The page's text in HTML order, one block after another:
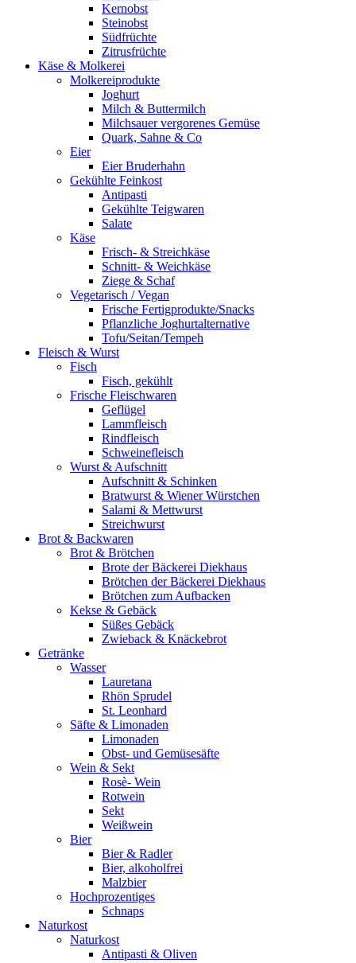
Kernobst
Steinobst
Südfrüchte
Zitrusfrüchte
Käse & Molkerei
Molkereiprodukte
Joghurt
Milch & Buttermilch
Milchsauer vergorenes Gemüse
Quark, Sahne & Co
Eier
Eier Bruderhahn
Gekühlte Feinkost
Antipasti
Gekühlte Teigwaren
Salate
Käse
Frisch- & Streichkäse
Schnitt- & Weichkäse
Ziege & Schaf
Vegetarisch / Vegan
Frische Fertigprodukte/Snacks
Pflanzliche Joghurtalternative
Tofu/Seitan/Tempeh
Fleisch & Wurst
Fisch
Fisch, gekühlt
Frische Fleischwaren
Geflügel
Lammfleisch
Rindfleisch
Schweinefleisch
Wurst & Aufschnitt
Aufschnitt & Schinken
Bratwurst & Wiener Würstchen
Salami & Mettwurst
Streichwurst
Brot & Backwaren
Brot & Brötchen
Brote der Bäckerei Diekhaus
Brötchen der Bäckerei Diekhaus
Brötchen zum Aufbacken
Kekse & Gebäck
Süßes Gebäck
Zwieback & Knäckebrot
Getränke
Wasser
Lauretana
Rhön Sprudel
St. Leonhard
Säfte & Limonaden
Limonaden
Obst- und Gemüsesäfte
Wein & Sekt
Rosè- Wein
Rotwein
Sekt
Weißwein
Bier
Bier & Radler
Bier, alkoholfrei
Malzbier
Hochprozentiges
Schnaps
Naturkost
Naturkost
Antipasti & Oliven